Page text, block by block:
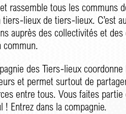
rassemble tous les communs
tiers-lieux de tiers-lieux. C’est
auprès des collectivités et
commun.
des Tiers-lieux
et permet surtout de
entre tous. Vous faites partie
! Entrez dans la compagnie.